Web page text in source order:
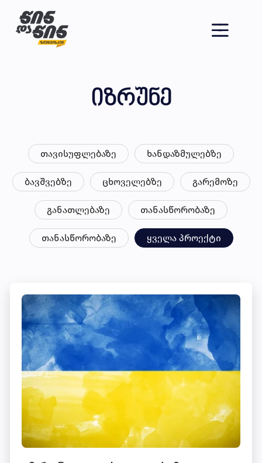
იზრუნე
თავისუფლებაზე ხანდაზმულებზე
ბავშვებზე ცხოველებზე გარემოზე
განათლებაზე თანასწორობაზე
თანასწორობაზე ყველა პროექტი